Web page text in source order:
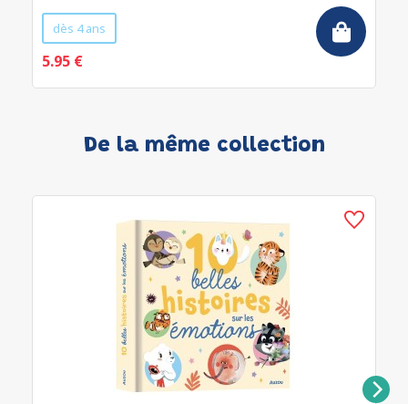
dès 4 ans
5.95 €
De la même collection